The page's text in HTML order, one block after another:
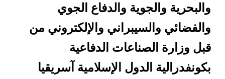
والبحرية والجوية والدفاع الجوي
والفضائي والسيبراني والإلكتروني من
قبل وزارة الصناعات الدفاعية
بكونفدرالية الدول الإسلامية آسريقيا